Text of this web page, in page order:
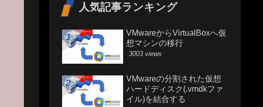
人気記事ランキング
VMwareからVirtualBoxへ仮
想マシンの移行
3003 views
VMwareの分割された仮想
ハードディスク(.vmdkファ
イル)を結合する